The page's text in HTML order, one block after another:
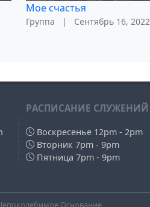
Мое счастья
Группа | Сентябрь 16, 2022
РAСПИСАНИЕ СЛУЖЕНИЙ
Воскресенье 12pm - 2pm
Вторник 7pm - 9pm
Пятница 7pm - 9pm
Основание